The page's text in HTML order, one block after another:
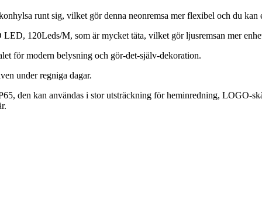
runt sig, vilket gör denna neonremsa mer flexibel och du
120Leds/M, som är mycket täta, vilket gör ljusremsan mer
för modern belysning och gör-det-själv-dekoration.
under regniga dagar.
den kan användas i stor utsträckning för heminredning, LOGO-